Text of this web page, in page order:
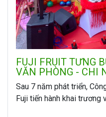
FUJI FRUIT TƯNG
VĂN PHÒNG - CHI
Sau 7 năm phát triển,
Fuji tiến hành khai trương